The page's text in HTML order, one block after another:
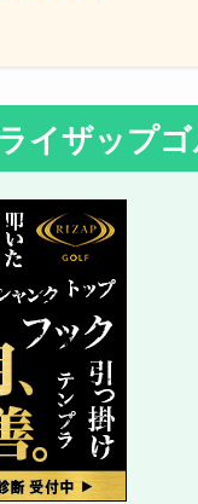
ライザップ